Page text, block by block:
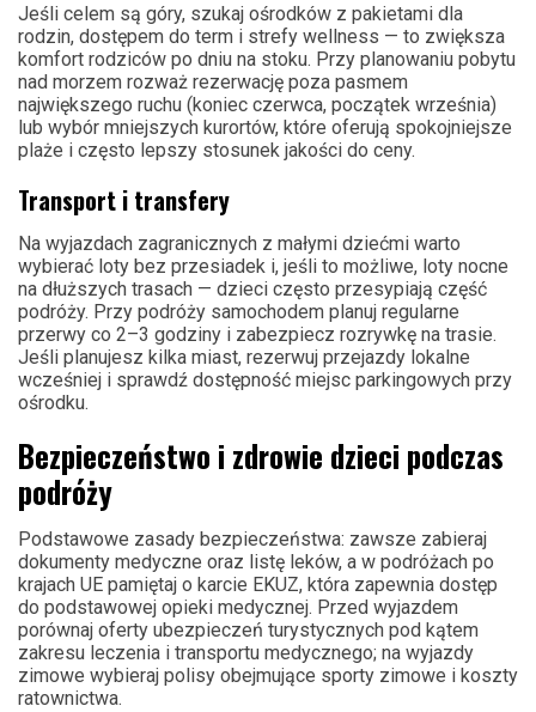
Jeśli celem są góry, szukaj ośrodków z pakietami dla
rodzin, dostępem do term i strefy wellness — to zwiększa
komfort rodziców po dniu na stoku. Przy planowaniu pobytu
nad morzem rozważ rezerwację poza pasmem
największego ruchu (koniec czerwca, początek września)
lub wybór mniejszych kurortów, które oferują spokojniejsze
plaże i często lepszy stosunek jakości do ceny.
Transport i transfery
Na wyjazdach zagranicznych z małymi dziećmi warto
wybierać loty bez przesiadek i, jeśli to możliwe, loty nocne
na dłuższych trasach — dzieci często przesypiają część
podróży. Przy podróży samochodem planuj regularne
przerwy co 2–3 godziny i zabezpiecz rozrywkę na trasie.
Jeśli planujesz kilka miast, rezerwuj przejazdy lokalne
wcześniej i sprawdź dostępność miejsc parkingowych przy
ośrodku.
Bezpieczeństwo i zdrowie dzieci podczas
podróży
Podstawowe zasady bezpieczeństwa: zawsze zabieraj
dokumenty medyczne oraz listę leków, a w podróżach po
krajach UE pamiętaj o karcie EKUZ, która zapewnia dostęp
do podstawowej opieki medycznej. Przed wyjazdem
porównaj oferty ubezpieczeń turystycznych pod kątem
zakresu leczenia i transportu medycznego; na wyjazdy
zimowe wybieraj polisy obejmujące sporty zimowe i koszty
ratownictwa.